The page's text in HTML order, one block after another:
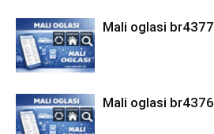
Mali oglasi br4377
Mali oglasi br4376